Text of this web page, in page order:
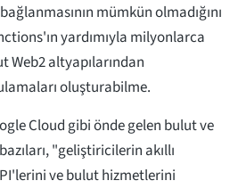
mümkün olmadığını
yardımıyla milyonlarca
Web2 altyapılarından
oluşturabilme.
Cloud gibi önde gelen bulut ve
"geliştiricilerin akıllı
ve bulut hizmetlerini